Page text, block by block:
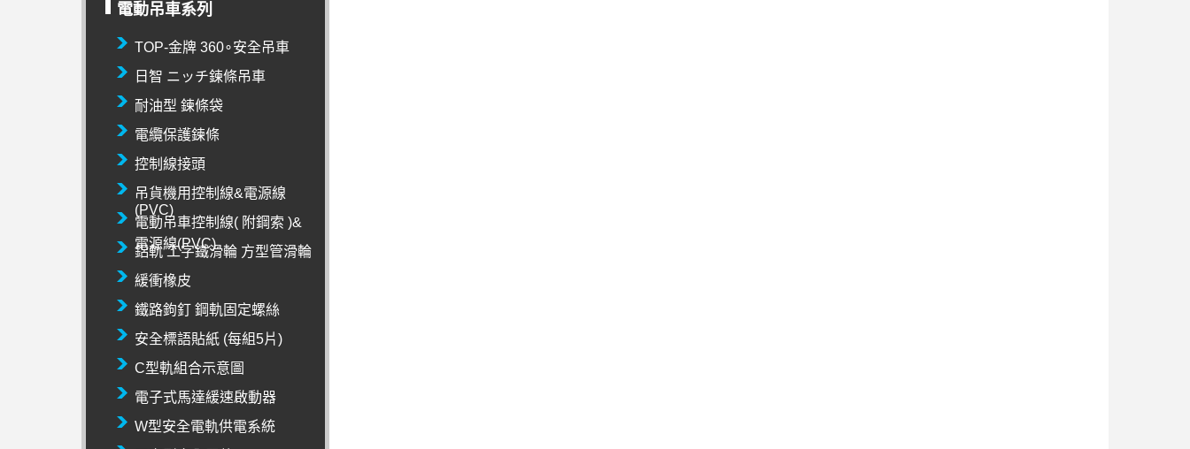
電動吊車系列
TOP-金牌 360∘安全吊車
日智 ニッチ鍊條吊車
耐油型 鍊條袋
電纜保護鍊條
控制線接頭
吊貨機用控制線&電源線
(PVC)
電動吊車控制線( 附鋼索 )&
電源線(PVC)
鋁軌 工字鐵滑輪 方型管滑輪
緩衝橡皮
鐵路鉤釘 鋼軌固定螺絲
安全標語貼紙 (每組5片)
C型軌組合示意圖
電子式馬達緩速啟動器
W型安全電軌供電系統